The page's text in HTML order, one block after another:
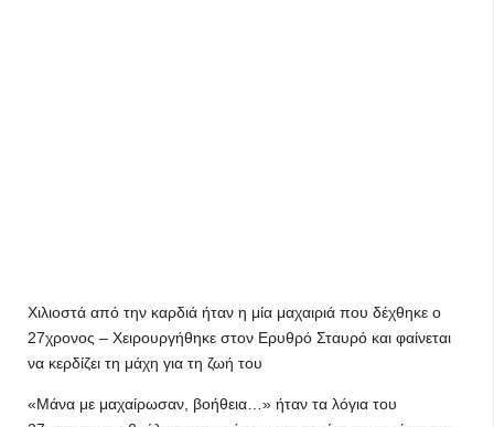
Χιλιοστά από την καρδιά ήταν η μία μαχαιριά που δέχθηκε ο
27χρονος – Χειρουργήθηκε στον Ερυθρό Σταυρό και φαίνεται
να κερδίζει τη μάχη για τη ζωή του
«Μάνα με μαχαίρωσαν, βοήθεια…» ήταν τα λόγια του